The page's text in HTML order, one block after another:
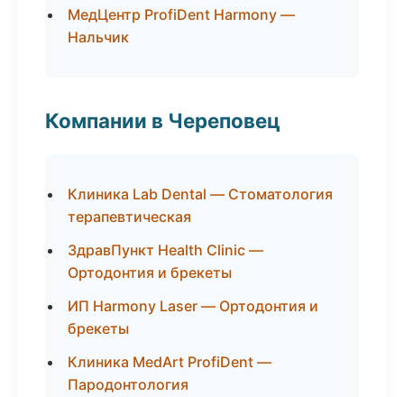
МедЦентр ProfiDent Harmony —
Нальчик
Компании в Череповец
Клиника Lab Dental — Стоматология
терапевтическая
ЗдравПункт Health Clinic —
Ортодонтия и брекеты
ИП Harmony Laser — Ортодонтия и
брекеты
Клиника MedArt ProfiDent —
Пародонтология